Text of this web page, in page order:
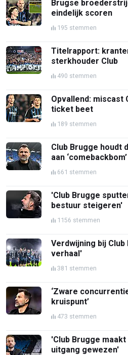
Brugse
eindelijk scoren
195 stemmen
Titelrapport:
sterkhouder Club
490 stemmen
Opvallend: miscast
ticket beet
189 stemmen
Club Brugge houdt
aan ‘comebackbom’
661 stemmen
'Club Brugge
bestuur steigeren'
1156 stemmen
Verdwijning bij
verhaal'
381 stemmen
‘Zware
kruispunt’
473 stemmen
'Club Brugge
uitgang gewezen'